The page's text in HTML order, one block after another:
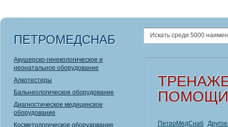
ПЕТРОМЕДСНАБ
Акушерско-гинекологическое и
неонатальное оборудование
Алкотестеры
Бальнеологическое оборудование
Диагностическое медицинское
оборудование
Косметологическое оборудование
ПОМОЩИ
ПетроМедСнаб